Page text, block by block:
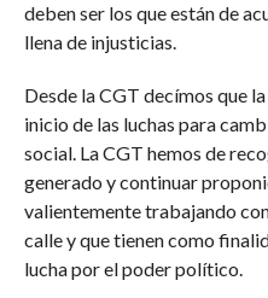
deben ser los que están de
llena de injusticias.
Desde la CGT decímos que
inicio de las luchas para
social. La CGT hemos de
generado y continuar
valientemente trabajando
calle y que tienen como
lucha por el poder político.